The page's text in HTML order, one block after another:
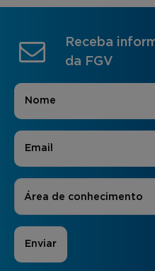
Receba
da FGV
Nome
E-mail
Áreas de Interesse
Área de conhecimento